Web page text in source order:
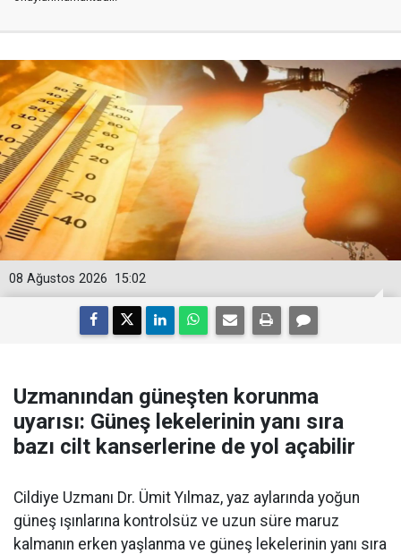
15:02
08 Ağustos 2026
Uzmanından güneşten korunma
uyarısı: Güneş lekelerinin yanı sıra
bazı cilt kanserlerine de yol açabilir
Cildiye Uzmanı Dr. Ümit Yılmaz, yaz aylarında yoğun
güneş ışınlarına kontrolsüz ve uzun süre maruz
kalmanın erken yaşlanma ve güneş lekelerinin yanı sıra